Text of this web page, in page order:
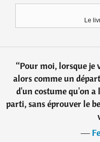
Le
“Pour moi, lorsque
alors comme un
d'un costume qu'on a
parti, sans éprouver le
―